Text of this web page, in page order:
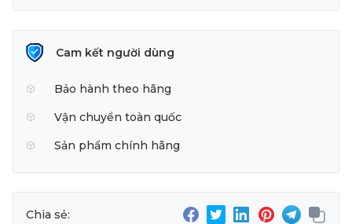
Cam kết người dùng
Bảo hành theo hãng
Vận chuyển toàn quốc
Sản phẩm chính hãng
Chia sẻ: